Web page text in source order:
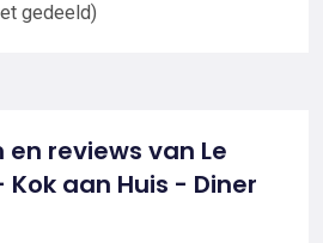
gedeeld)
reviews van Le
aan Huis - Diner